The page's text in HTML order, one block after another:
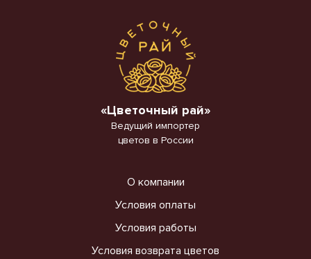
«Цветочный рай»
Ведущий импортер
цветов в России
О компании
Условия оплаты
Условия работы
Условия возврата цветов